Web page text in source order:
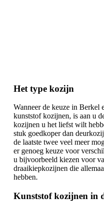
Het type kozijn
Wanneer de keuze in Berkel
kunststof kozijnen, is aan u
kozijnen u het liefst wilt
stuk goedkoper dan
de laatste twee veel meer
er genoeg keuze voor
u bijvoorbeeld kiezen voor
draaikiepkozijnen die
hebben.
Kunststof kozijnen in